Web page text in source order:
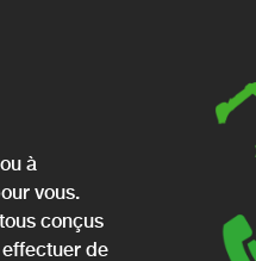
à
vous.
conçus
de